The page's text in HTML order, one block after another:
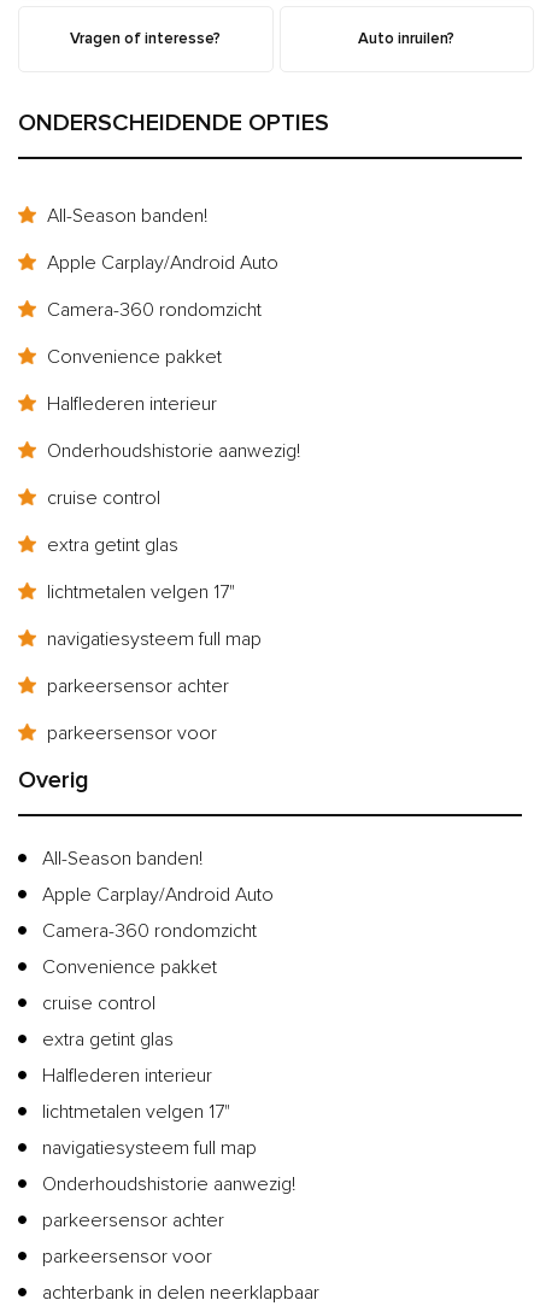
Vragen of interesse? Auto inruilen?
ONDERSCHEIDENDE OPTIES
All-Season banden!
Apple Carplay/Android Auto
Camera-360 rondomzicht
Convenience pakket
Halflederen interieur
Onderhoudshistorie aanwezig!
cruise control
extra getint glas
lichtmetalen velgen 17"
navigatiesysteem full map
parkeersensor achter
parkeersensor voor
Overig
All-Season banden!
Apple Carplay/Android Auto
Camera-360 rondomzicht
Convenience pakket
cruise control
extra getint glas
Halflederen interieur
lichtmetalen velgen 17"
navigatiesysteem full map
Onderhoudshistorie aanwezig!
parkeersensor achter
parkeersensor voor
achterbank in delen neerklapbaar